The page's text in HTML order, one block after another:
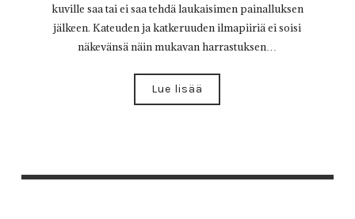
kuville saa tai ei saa tehdä laukaisimen painalluksen
jälkeen. Kateuden ja katkeruuden ilmapiiriä ei soisi
näkevänsä näin mukavan harrastuksen…
Lue lisää